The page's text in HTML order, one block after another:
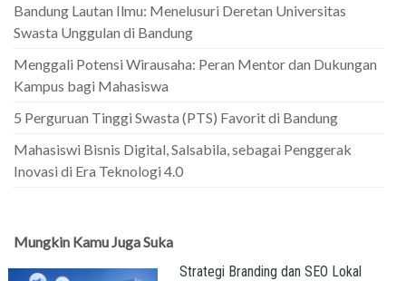
Bandung Lautan Ilmu: Menelusuri Deretan Universitas
Swasta Unggulan di Bandung
Menggali Potensi Wirausaha: Peran Mentor dan Dukungan
Kampus bagi Mahasiswa
5 Perguruan Tinggi Swasta (PTS) Favorit di Bandung
Mahasiswi Bisnis Digital, Salsabila, sebagai Penggerak
Inovasi di Era Teknologi 4.0
Mungkin Kamu Juga Suka
Strategi Branding dan SEO Lokal